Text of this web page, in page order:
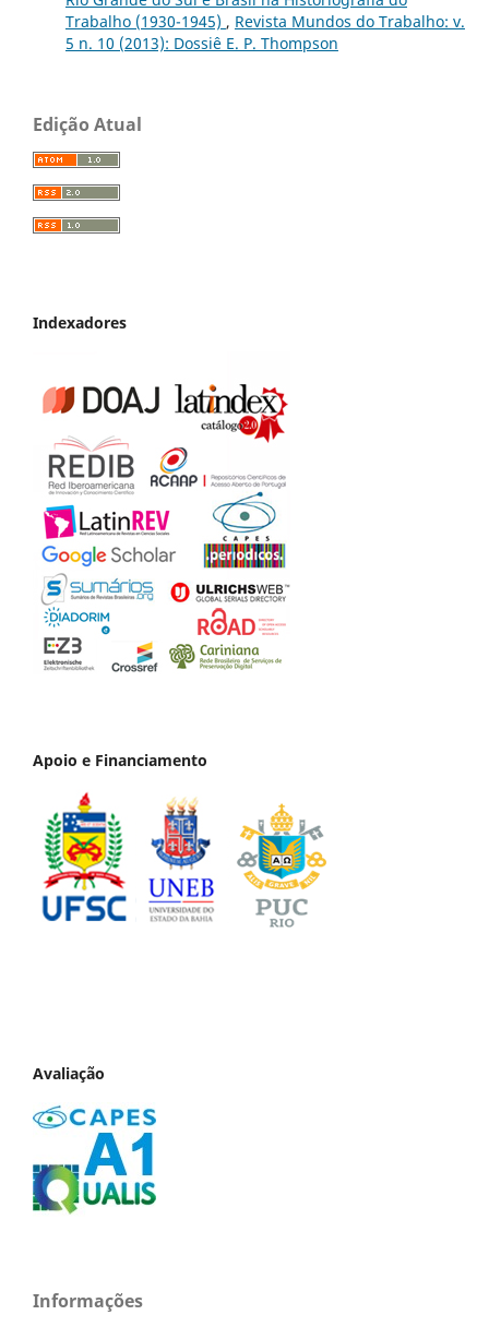
Trabalho (1930-1945) , Revista Mundos do Trabalho: v.
5 n. 10 (2013): Dossiê E. P. Thompson
Edição Atual
Indexadores
Apoio e Financiamento
Avaliação
Informações